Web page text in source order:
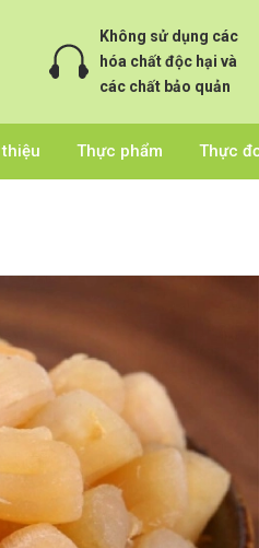
Không sử dụng các
hóa chất độc hại và
các chất bảo quản
Thực phẩm Thực